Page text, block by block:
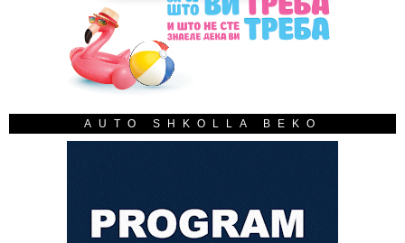
AUTO SHKOLLA BEKO